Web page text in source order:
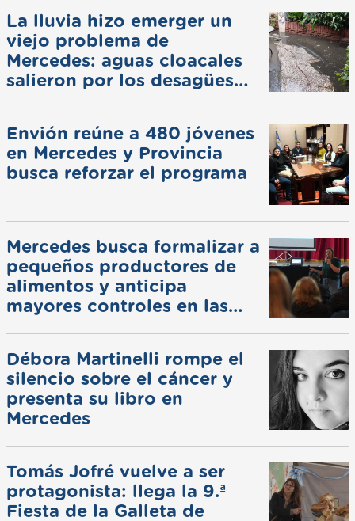
La lluvia hizo emerger un
viejo problema de
Mercedes: aguas cloacales
salieron por los desagües
Envión reúne a 480 jóvenes
en Mercedes y Provincia
busca reforzar el programa
Mercedes busca formalizar a
pequeños productores de
alimentos y anticipa
mayores controles en las
Débora Martinelli rompe el
silencio sobre el cáncer y
presenta su libro en
Mercedes
Tomás Jofré vuelve a ser
protagonista: llega la 9.ª
Fiesta de la Galleta de